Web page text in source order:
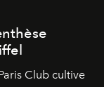
Club cultive